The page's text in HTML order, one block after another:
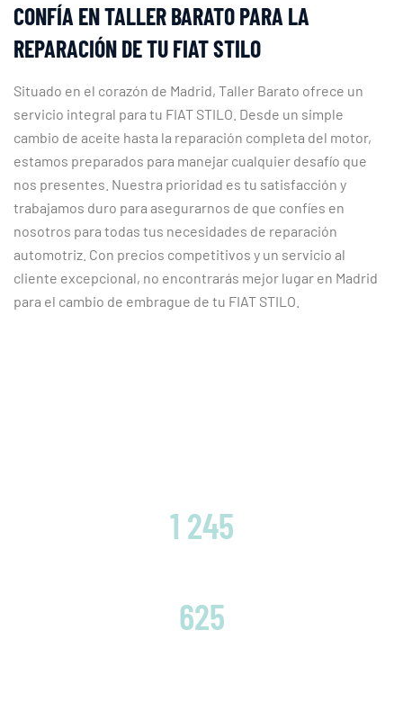
CONFÍA EN TALLER BARATO PARA LA
REPARACIÓN DE TU FIAT STILO
Situado en el corazón de Madrid, Taller Barato ofrece un
servicio integral para tu FIAT STILO. Desde un simple
cambio de aceite hasta la reparación completa del motor,
estamos preparados para manejar cualquier desafío que
nos presentes. Nuestra prioridad es tu satisfacción y
trabajamos duro para asegurarnos de que confíes en
nosotros para todas tus necesidades de reparación
automotriz. Con precios competitivos y un servicio al
cliente excepcional, no encontrarás mejor lugar en Madrid
para el cambio de embrague de tu FIAT STILO.
1 245
625